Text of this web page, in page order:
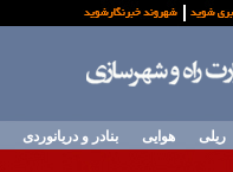
ریلی هوایی بنادر و دریانوردی